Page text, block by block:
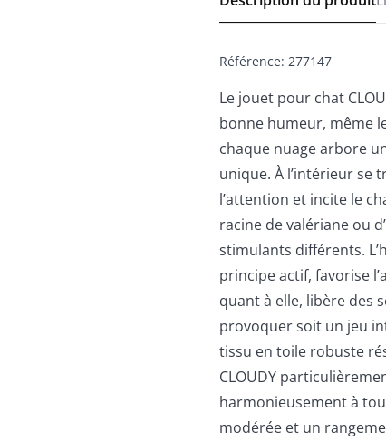
Référence: 277147
Le jouet pour chat
bonne humeur, même
chaque nuage arbore
unique. À l’intérieur se
l’attention et incite le
racine de valériane ou
stimulants différents.
principe actif, favorise
quant à elle, libère des
provoquer soit un jeu
tissu en toile robuste
CLOUDY
harmonieusement à
modérée et un